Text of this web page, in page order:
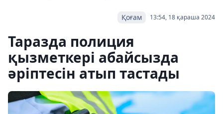
13:54, 18 қараша 2024
Қоғам
Таразда полиция
қызметкері абайсызда
әріптесін атып тастады